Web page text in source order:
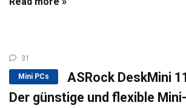
31
Mini PCs
ASRock DeskMini
Der günstige und flexible